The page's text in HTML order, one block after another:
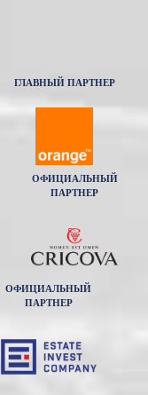
ГЛАВНЫЙ ПАРТНЕР
ОФИЦИАЛЬНЫЙ
ПАРТНЕР
ОФИЦИАЛЬНЫЙ
ПАРТНЕР